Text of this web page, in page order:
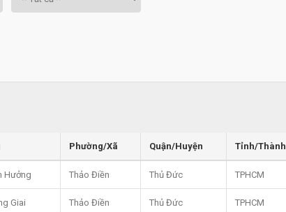
Phường/Xã Quận/Huyện Tỉnh/Thành
Hưởng Thảo Điền Thủ Đức TPHCM
Giai Thảo Điền Thủ Đức TPHCM